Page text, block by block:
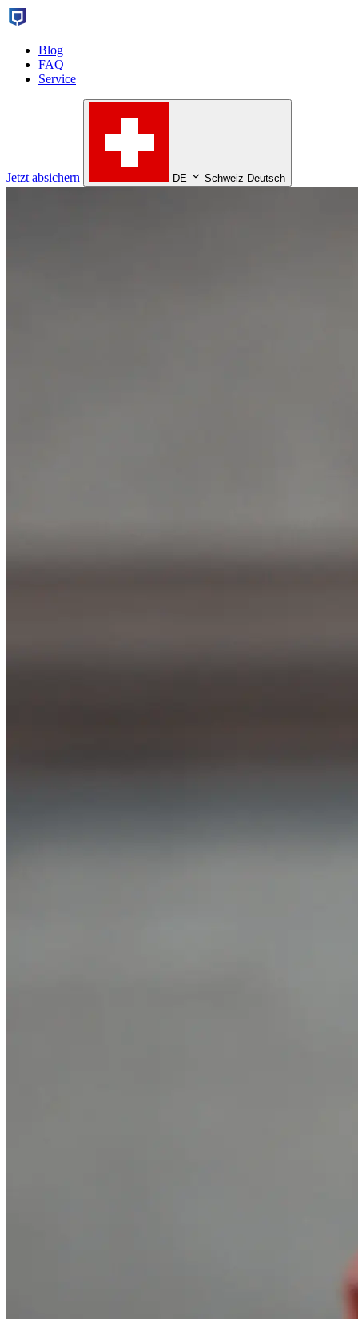
Blog
FAQ
Service
Jetzt absichern DE Schweiz Deutsch